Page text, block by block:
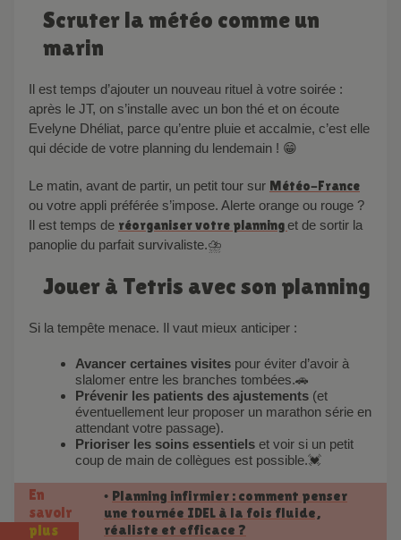
Scruter la météo comme un
marin
après le JT, on s’installe avec un bon thé et on écoute
Evelyne Dhéliat, parce qu’entre pluie et accalmie, c’est elle
qui décide de votre planning du lendemain ! 😁
Le matin, avant de partir, un petit tour sur Météo-France
ou votre appli préférée s’impose. Alerte orange ou rouge ?
Il est temps de réorganiser votre planninget de sortir la
panoplie du parfait survivaliste.⛈️
Jouer à Tetris avec son planning
Si la tempête menace. Il vaut mieux anticiper :
Avancer certaines visites pour éviter d’avoir à
slalomer entre les branches tombées.🚗
Prévenir les patients des ajustements (et
éventuellement leur proposer un marathon série en
attendant votre passage).
Prioriser les soins essentiels et voir si un petit
coup de main de collègues est possible.💓
En
savoir
plus
• Planning infirmier : comment penser
une tournée IDEL à la fois fluide,
réaliste et efficace ?